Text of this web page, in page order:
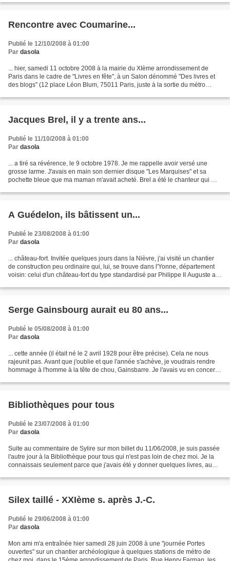
Rencontre avec Coumarine...
Publié le 12/10/2008 à 01:00
Par dasola
... hier, samedi 11 octobre 2008 à la mairie du XIème arrondissement de
Paris dans le cadre de "Livres en fête", à un Salon dénommé "Des livres et
des blogs" (12 place Léon Blum, 75011 Paris, juste à la sortie du métro
Jacques Brel, il y a trente ans...
Publié le 11/10/2008 à 01:00
Par dasola
... a tiré sa révérence, le 9 octobre 1978. Je me rappelle avoir versé une
grosse larme. J'avais en main son dernier disque "Les Marquises" et sa
pochette bleue que ma maman m'avait acheté. Brel a été le chanteur qui m'a
A Guédelon, ils bâtissent un...
Publié le 23/08/2008 à 01:00
Par dasola
... château-fort. Invitée quelques jours dans la Nièvre, j'ai visité un chantier
de construction peu ordinaire qui, lui, se trouve dans l'Yonne, département
voisin: celui d'un château-fort du type standardisé par Philippe II Auguste au
Serge Gainsbourg aurait eu 80 ans...
Publié le 05/08/2008 à 01:00
Par dasola
... cette année (il était né le 2 avril 1928 pour être précise). Cela ne nous
rajeunit pas. Avant que j'oublie et que l'année s'achève, je voudrais rendre
hommage à l'homme à la tête de chou, Gainsbarre. Je l'avais vu en concert
Bibliothèques pour tous
Publié le 23/07/2008 à 01:00
Par dasola
Suite au commentaire de Sylire sur mon billet du 11/06/2008, je suis passée
l'autre jour à la Bibliothèque pour tous qui n'est pas loin de chez moi. Je la
connaissais seulement parce que j'avais été y donner quelques livres, au
Silex taillé - XXIème s. après J.-C.
Publié le 29/06/2008 à 01:00
Par dasola
Mon ami m'a entraînée hier samedi 28 juin 2008 à une "journée Portes
ouvertes" sur un chantier archéologique à quelques stations de métro de